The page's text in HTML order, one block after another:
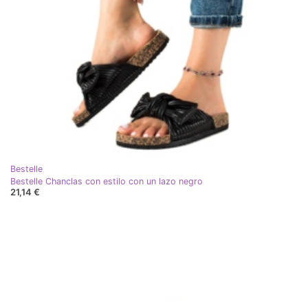
Bestelle
Bestelle Chanclas con estilo con un lazo negro
21,14 €